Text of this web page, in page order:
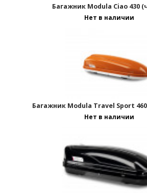
Багажник Modula Ciao 430
Нет в наличии
Багажник Modula Travel Sport
Нет в наличии